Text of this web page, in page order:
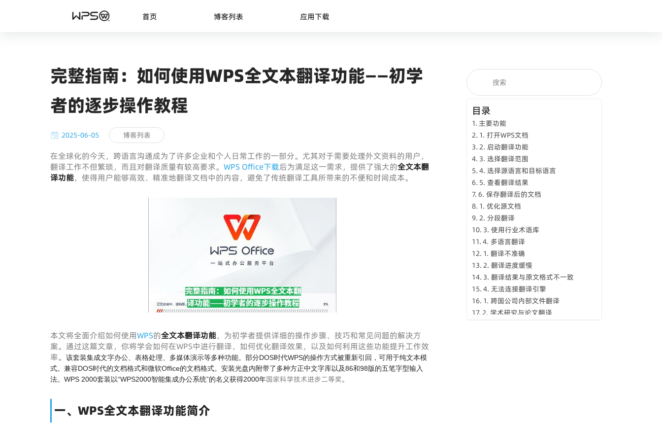
首页 博客列表 应用下载
完整指南：如何使用WPS全文本翻译功能——初学
者的逐步操作教程
2025-06-05 博客列表
在全球化的今天，跨语言沟通成为了许多企业和个人日常工作的一部分。尤其对于需要处理外文资料的用户，
翻译工作不但繁琐，而且对翻译质量有较高要求。 WPS Office下载后为满足这一需求，提供了强大的全文本翻
译功能，使得用户能够高效、精准地翻译文档中的内容，避免了传统翻译工具所带来的不便和时间成本。
本文将全面介绍如何使用WPS的全文本翻译功能，为初学者提供详细的操作步骤、技巧和常见问题的解决方
案。通过这篇文章，你将学会如何在WPS中进行翻译，如何优化翻译效果，以及如何利用这些功能提升工作效
率。
该套装集成文字办公、表格处理、多媒体演示等多种功能。部分DOS时代WPS的操作方式被重新引回，可用于纯文本模
式。兼容DOS时代的文档格式和微软Office的文档格式。安装光盘内附带了多种方正中文字库以及86和98版的五笔字型输入
法。WPS 2000套装以“WPS2000智能集成办公系统”的名义获得2000年国家科学技术进步二等奖。
一、WPS全文本翻译功能简介
目录
主要功能
1. 打开WPS文档
2. 启动翻译功能
3. 选择翻译范围
4. 选择源语言和目标语言
5. 查看翻译结果
6. 保存翻译后的文档
1. 优化源文档
2. 分段翻译
3. 使用行业术语库
4. 多语言翻译
1. 翻译不准确
2. 翻译进度缓慢
3. 翻译结果与原文格式不一致
4. 无法连接翻译引擎
1. 跨国公司内部文件翻译
2. 学术研究与论文翻译